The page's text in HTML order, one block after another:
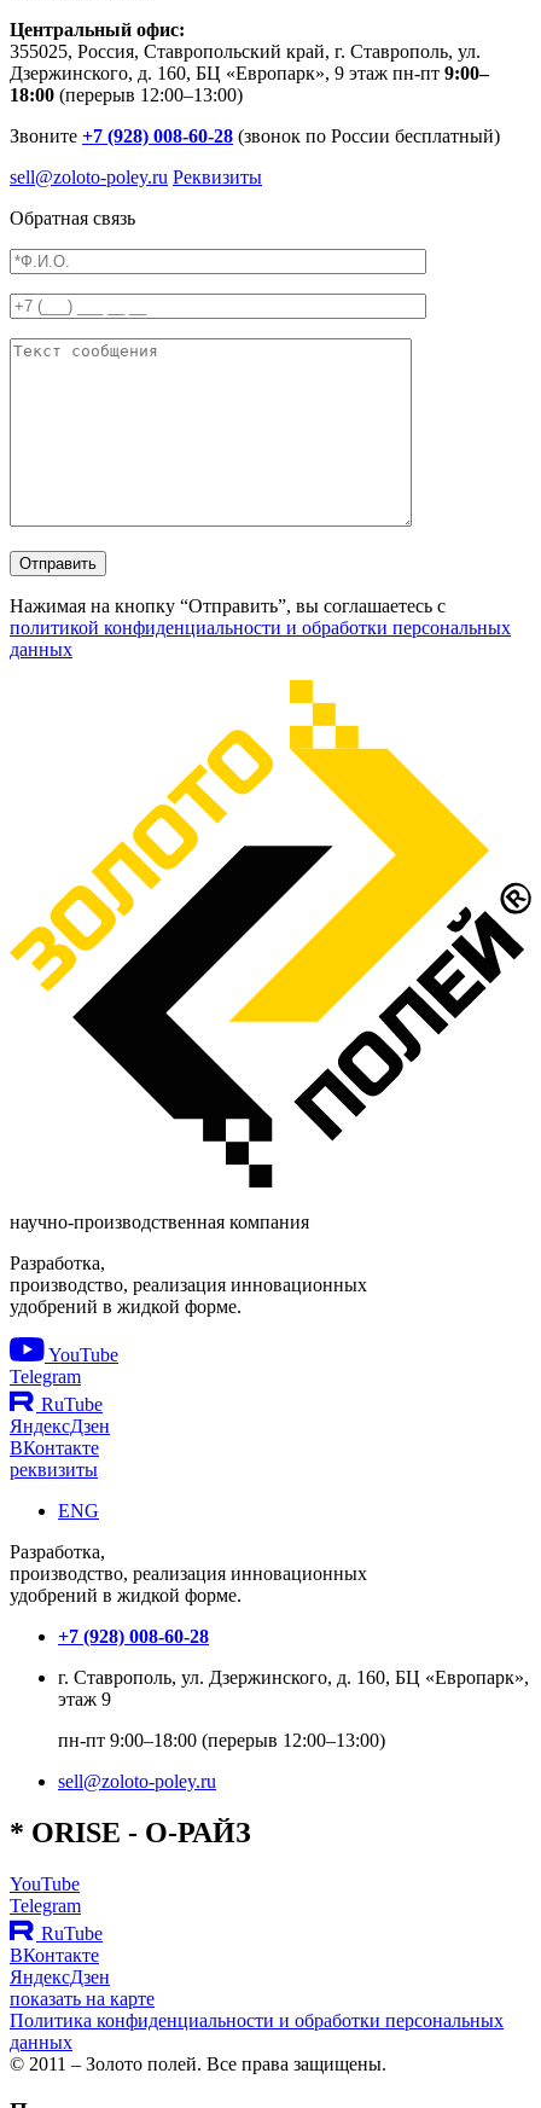
Центральный офис:
355025, Россия, Ставропольский край, г. Ставрополь, ул.
Дзержинского, д. 160, БЦ «Европарк», 9 этаж пн-пт 9:00–
18:00 (перерыв 12:00–13:00)
Звоните +7 (928) 008-60-28 (звонок по России бесплатный)
sell@zoloto-poley.ru Реквизиты
Обратная связь
Отправить
Нажимая на кнопку “Отправить”, вы соглашаетесь с
политикой конфиденциальности и обработки персональных
данных
научно-производственная компания
Разработка,
производство, реализация инновационных
удобрений в жидкой форме.
YouTube
Telegram
RuTube
ЯндексДзен
ВКонтакте
реквизиты
ENG
Разработка,
производство, реализация инновационных
удобрений в жидкой форме.
+7 (928) 008-60-28
г. Ставрополь, ул. Дзержинского, д. 160, БЦ «Европарк»,
этаж 9
пн-пт 9:00–18:00 (перерыв 12:00–13:00)
sell@zoloto-poley.ru
* ORISE - О-РАЙЗ
YouTube
Telegram
RuTube
ВКонтакте
ЯндексДзен
показать на карте
Политика конфиденциальности и обработки персональных
данных
© 2011 – Золото полей. Все права защищены.